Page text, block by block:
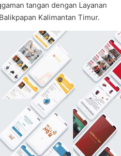
tangan dengan Layanan
Kalimantan Timur.